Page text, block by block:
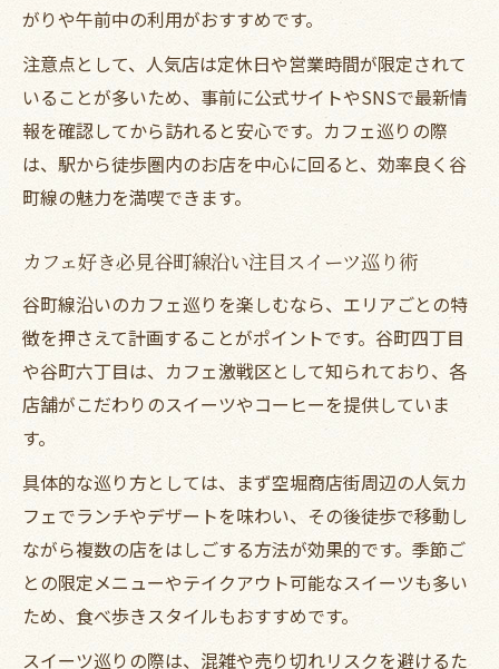
レトロ気分満喫できる大阪谷町線カフェ案内
大阪谷町線で味わうレトロカフェ巡りの魅
力
カフェタイムにぴったりなレトロ空間の楽
しみ方
谷町線沿いで人気のレトロカフェの特徴と
落ち着いたカフェで過ごす癒しのひととき
レトロな雰囲気を楽しむカフェスイーツ体
験
スイーツ好き必見の谷町線沿いカフェ特集
スイーツ好き注目谷町線カフェランキング
カフェスイーツで満たされる谷町線沿い散
策術
おすすめカフェで味わう絶品スイーツの魅
力
谷町線のカフェで楽しむ季節のスイーツ体
験
がりや午前中の利用がおすすめです。
注意点として、人気店は定休日や営業時間が限定されて
いることが多いため、事前に公式サイトやSNSで最新情
報を確認してから訪れると安心です。カフェ巡りの際
は、駅から徒歩圏内のお店を中心に回ると、効率良く谷
町線の魅力を満喫できます。
カフェ好き必見谷町線沿い注目スイーツ巡り術
谷町線沿いのカフェ巡りを楽しむなら、エリアごとの特
徴を押さえて計画することがポイントです。谷町四丁目
や谷町六丁目は、カフェ激戦区として知られており、各
店舗がこだわりのスイーツやコーヒーを提供していま
す。
具体的な巡り方としては、まず空堀商店街周辺の人気カ
フェでランチやデザートを味わい、その後徒歩で移動し
ながら複数の店をはしごする方法が効果的です。季節ご
との限定メニューやテイクアウト可能なスイーツも多い
ため、食べ歩きスタイルもおすすめです。
スイーツ巡りの際は、混雑や売り切れリスクを避けるた